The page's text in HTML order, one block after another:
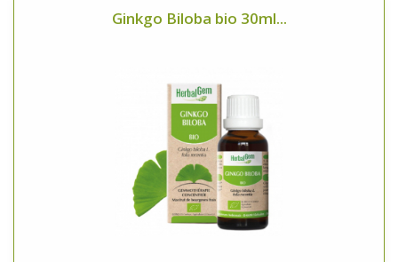
Ginkgo Biloba bio 30ml...